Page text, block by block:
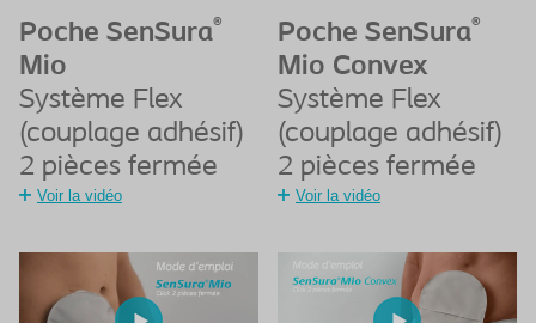
Poche SenSura®
Mio
Système Flex
(couplage adhésif)
2 pièces fermée
Voir la vidéo
Poche SenSura®
Mio Convex
Système Flex
(couplage adhésif)
2 pièces fermée
Voir la vidéo